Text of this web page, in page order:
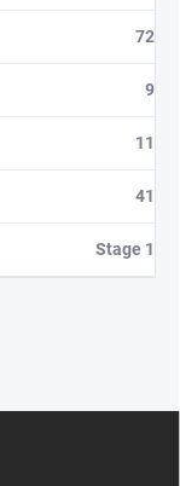
72
9
11
41
Stage 1